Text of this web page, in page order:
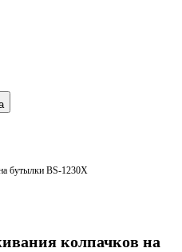
бутылки BS-1230X
колпачков на